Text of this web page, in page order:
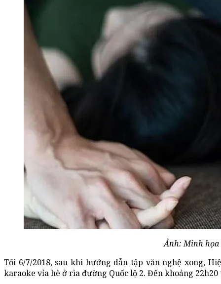
Ảnh: Minh họa
Tối 6/7/2018, sau khi hướng dẫn tập văn nghệ xong,
karaoke vỉa hè ở rìa đường Quốc lộ 2. Đến khoảng 22h20